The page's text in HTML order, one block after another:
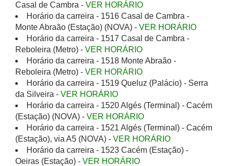
Casal de Cambra - VER HORÁRIO
Horário da carreira - 1516 Casal de Cambra -
Monte Abraão (Estação) (NOVA) - VER HORÁRIO
Horário da carreira - 1517 Casal de Cambra -
Reboleira (Metro) - VER HORÁRIO
Horário da carreira - 1518 Monte Abraão -
Reboleira (Metro) - VER HORÁRIO
Horário da carreira - 1519 Queluz (Palácio) - Serra
da Silveira - VER HORÁRIO
Horário da carreira - 1520 Algés (Terminal) - Cacém
(Estação) (NOVA) - VER HORÁRIO
Horário da carreira - 1521 Algés (Terminal) - Cacém
(Estação), via A5 (NOVA) - VER HORÁRIO
Horário da carreira - 1523 Cacém (Estação) -
Oeiras (Estação) - VER HORÁRIO